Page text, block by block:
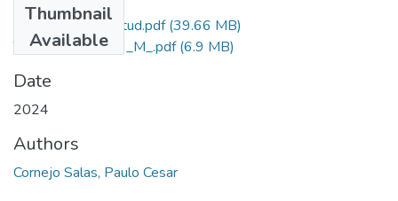
Thumbnail
Available
Grado de Similitud.pdf(39.66 MB)
T036_80385039_M_.pdf(6.9 MB)
Date
2024
Authors
Cornejo Salas, Paulo Cesar